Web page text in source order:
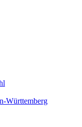
Württemberg